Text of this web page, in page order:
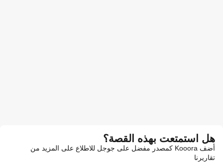
هل استمتعت بهذه القصة؟
أضف Kooora كمصدر مفضل على جوجل للاطلاع على المزيد من
تقاريرنا